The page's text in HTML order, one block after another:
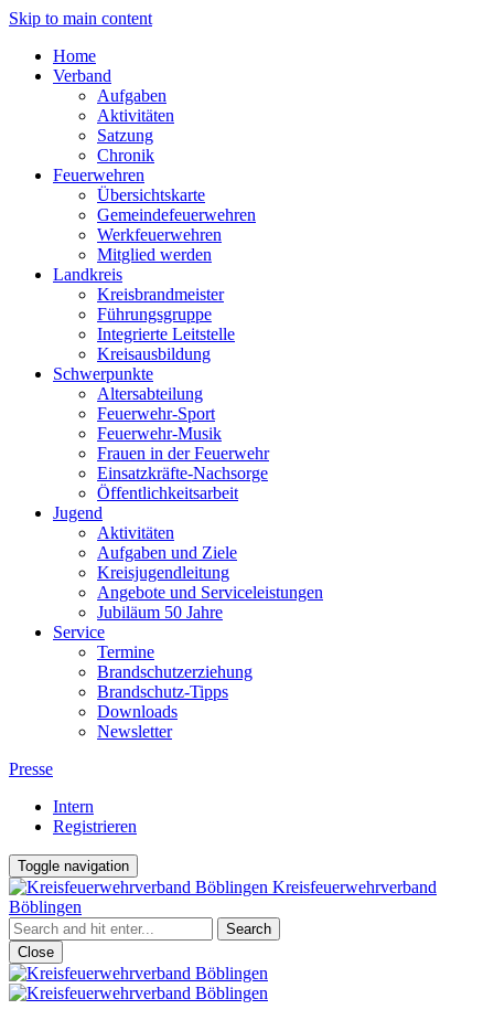
Skip to main content
Home
Verband
Aufgaben
Aktivitäten
Satzung
Chronik
Feuerwehren
Übersichtskarte
Gemeindefeuerwehren
Werkfeuerwehren
Mitglied werden
Landkreis
Kreisbrandmeister
Führungsgruppe
Integrierte Leitstelle
Kreisausbildung
Schwerpunkte
Altersabteilung
Feuerwehr-Sport
Feuerwehr-Musik
Frauen in der Feuerwehr
Einsatzkräfte-Nachsorge
Öffentlichkeitsarbeit
Jugend
Aktivitäten
Aufgaben und Ziele
Kreisjugendleitung
Angebote und Serviceleistungen
Jubiläum 50 Jahre
Service
Termine
Brandschutzerziehung
Brandschutz-Tipps
Downloads
Newsletter
Presse
Intern
Registrieren
Toggle navigation
Kreisfeuerwehrverband
Böblingen
Close